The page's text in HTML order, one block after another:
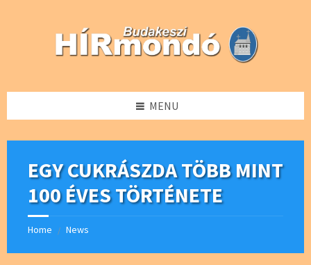
MENU
EGY CUKRÁSZDA TÖBB MINT
100 ÉVES TÖRTÉNETE
Home / News